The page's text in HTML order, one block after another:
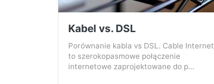
Kabel vs. DSL
Porównanie kabla vs DSL. Cable Internet
to szerokopasmowe połączenie
internetowe zaprojektowane do p...